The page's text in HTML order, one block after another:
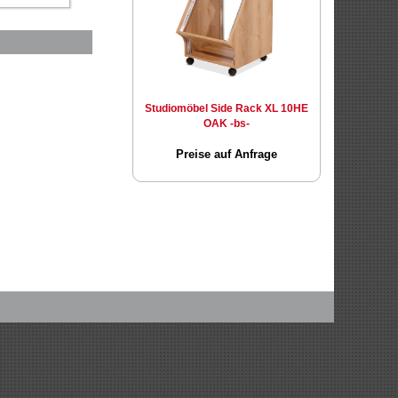
Studiomöbel Side Rack XL 10HE
OAK -bs-
Preise auf Anfrage